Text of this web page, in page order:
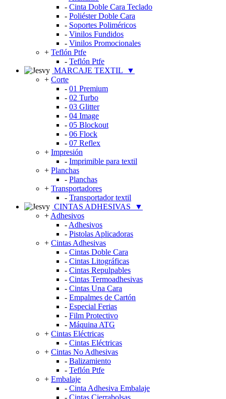
- Cinta Doble Cara Teclado
- Poliéster Doble Cara
- Soportes Poliméricos
- Vinilos Fundidos
- Vinilos Promocionales
+ Teflón Ptfe
- Teflón Ptfe
MARCAJE TEXTIL
▼
+ Corte
- 01 Premium
- 02 Turbo
- 03 Glitter
- 04 Image
- 05 Blockout
- 06 Flock
- 07 Reflex
+ Impresión
- Imprimible para textil
+ Planchas
- Planchas
+ Transportadores
- Transportador textil
CINTAS ADHESIVAS
▼
+ Adhesivos
- Adhesivos
- Pistolas Aplicadoras
+ Cintas Adhesivas
- Cintas Doble Cara
- Cintas Litográficas
- Cintas Repulpables
- Cintas Termoadhesivas
- Cintas Una Cara
- Empalmes de Cartón
- Especial Ferias
- Film Protectivo
- Máquina ATG
+ Cintas Eléctricas
- Cintas Eléctricas
+ Cintas No Adhesivas
- Balizamiento
- Teflón Ptfe
+ Embalaje
- Cinta Adhesiva Embalaje
- Cintas Cierrabolsas